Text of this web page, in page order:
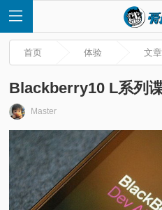
快
首页 体验 文
Blackberry10 L系列
Master